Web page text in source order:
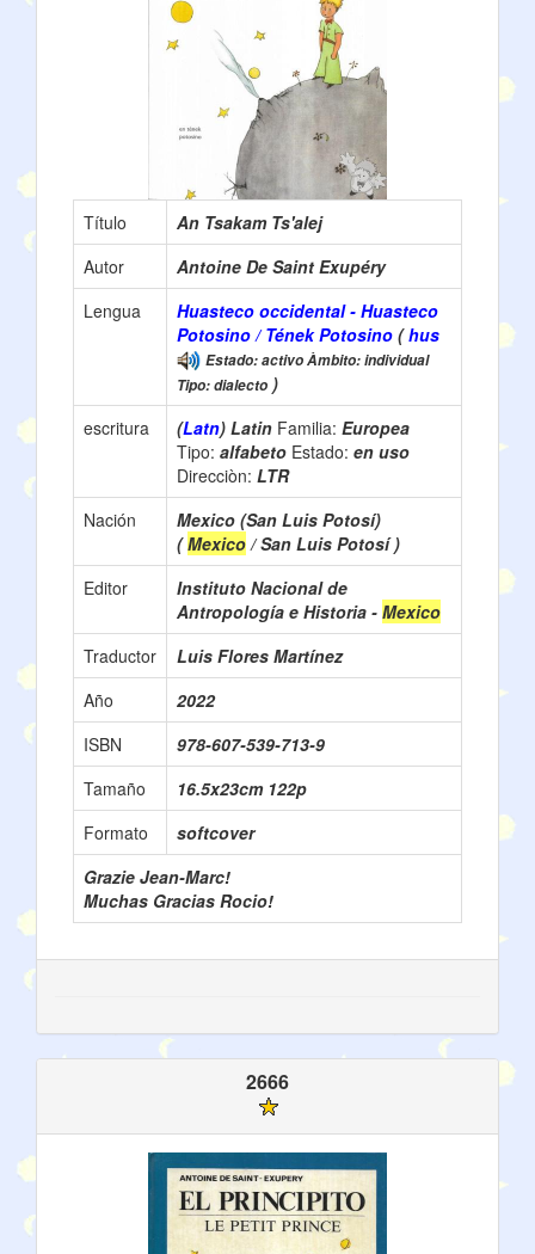
Título
An Tsakam Ts'alej
Autor
Antoine De Saint Exupéry
Lengua
Huasteco occidental - Huasteco
Potosino / Tének Potosino (hus
Estado: activo Àmbito: individual
Tipo: dialecto )
escritura
(Latn) Latin Familia: Europea
Tipo: alfabeto Estado: en uso
Direcciòn: LTR
Nación
Mexico (San Luis Potosí)
(Mexico / San Luis Potosí )
Editor
Instituto Nacional de
Antropología e Historia - Mexico
Traductor
Luis Flores Martínez
Año
2022
ISBN
978-607-539-713-9
Tamaño
16.5x23cm 122p
Formato
softcover
Grazie Jean-Marc!
Muchas Gracias Rocio!
2666